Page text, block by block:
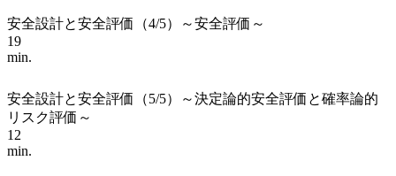
安全設計と安全評価（4/5）～安全評価～
19
min.
安全設計と安全評価（5/5）～決定論的安全評価と確率論的
リスク評価～
12
min.